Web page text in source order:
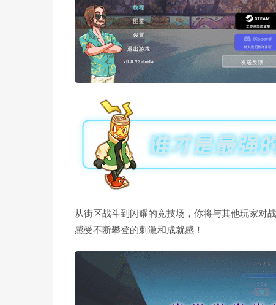
从街区战斗到闪耀的竞技场，你将与其他玩家对
感受不断攀登的刺激和成就感！